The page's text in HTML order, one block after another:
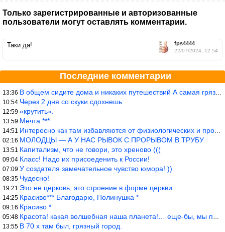
Только зарегистрированные и авторизованные
пользователи могут оставлять комментарии.
fps4444
22/07/2024, 12:54
Таки да!
Последние комментарии
13:36 В общем сидите дома и никаких путешествий А самая грязная в от
10:54 Через 2 дня со скуки сдохнешь
12:59 «крутить».
13:59 Мечта ***
14:51 Интересно как там избавляются от физиологических и прочих отходо
02:16 МОЛОДЦЫ — А У НАС РЫВОК С ПРОРЫВОМ В ТРУБУ
13:51 Капитализм, что не говори, это хреново (((
09:04 Класс! Надо их присоеденить к России!
07:09 У создателя замечательное чувство юмора! ))
08:35 Чудесно!
19:21 Это не церковь, это строение в форме церкви.
14:25 Красиво*** Благодарю, Полинушка *
09:16 Красиво *
05:48 Красота! какая волшебная наша планета!… еще-бы, мы понимали это…
13:55 В 70 х там был, грязный город.